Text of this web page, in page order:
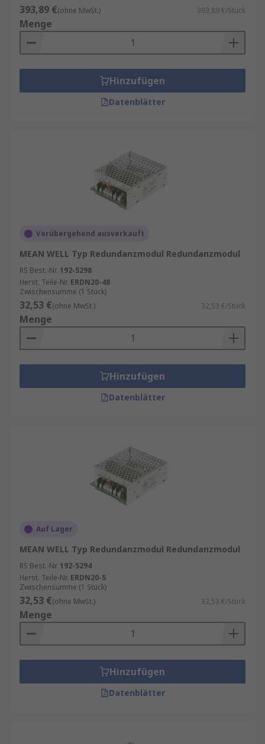
393,89 €(ohne MwSt.) 393,89 €/Stück
Menge
Hinzufügen
Datenblätter
Vorübergehend ausverkauft
MEAN WELL Typ Redundanzmodul Redundanzmodul
RS Best.-Nr. 192-5298
Herst. Teile-Nr. ERDN20-48
Zwischensumme (1 Stück)
32,53 €(ohne MwSt.) 32,53 €/Stück
Menge
Hinzufügen
Datenblätter
Auf Lager
MEAN WELL Typ Redundanzmodul Redundanzmodul
RS Best.-Nr. 192-5294
Herst. Teile-Nr. ERDN20-5
Zwischensumme (1 Stück)
32,53 €(ohne MwSt.) 32,53 €/Stück
Menge
Hinzufügen
Datenblätter